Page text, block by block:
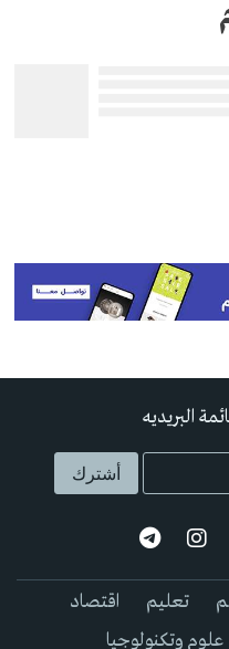
البريديه
تعليم
اقتصاد
علوم وتكنولوجيا